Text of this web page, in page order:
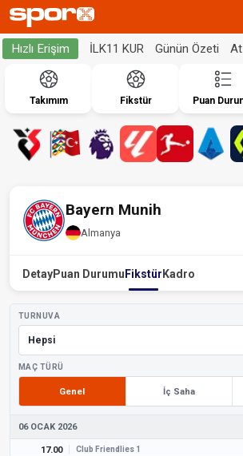
Hızlı Erişim İLK11 KUR Günün Özeti At
Takımım Fikstür Puan
Bayern Munih
Almanya
DetayPuan Durumu Fikstür Kadro
TURNUVA
MAÇ TÜRÜ
Genel İç Saha
06 OCAK 2026
17.00 Club Friendlies 1